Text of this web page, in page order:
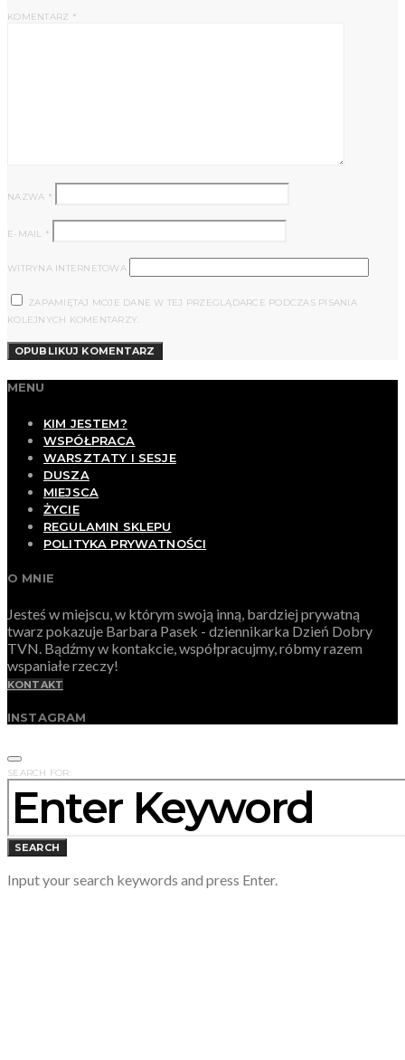
KOMENTARZ *
NAZWA *
E-MAIL *
WITRYNA INTERNETOWA
ZAPAMIĘTAJ MOJE DANE W TEJ PRZEGLĄDARCE PODCZAS PISANIA
KOLEJNYCH KOMENTARZY.
MENU
KIM JESTEM?
WSPÓŁPRACA
WARSZTATY I SESJE
DUSZA
MIEJSCA
ŻYCIE
REGULAMIN SKLEPU
POLITYKA PRYWATNOŚCI
O MNIE
Jesteś w miejscu, w którym swoją inną, bardziej prywatną
twarz pokazuje Barbara Pasek - dziennikarka Dzień Dobry
TVN. Bądźmy w kontakcie, współpracujmy, róbmy razem
wspaniałe rzeczy!
KONTAKT
INSTAGRAM
SEARCH FOR:
SEARCH
Input your search keywords and press Enter.